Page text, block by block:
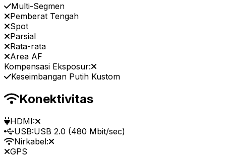
Multi-Segmen
Pemberat Tengah
Spot
Parsial
Rata-rata
Area AF
Kompensasi Eksposur:
Keseimbangan Putih Kustom
Konektivitas
HDMI:
USB:USB 2.0 (480 Mbit/sec)
Nirkabel:
GPS